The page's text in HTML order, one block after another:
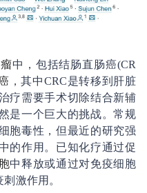
中，包括结肠直肠癌(CR
，其中CRC是转移到肝脏
疗需要手术切除结合新辅
是一个巨大的挑战。常规
胞毒性，但最近的研究强
的作用。已知化疗通过促
中释放或通过对免疫细胞
激作用。